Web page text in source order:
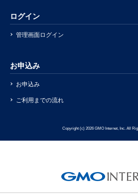
ログイン
管理画面ログイン
お申込み
お申込み
ご利用までの流れ
Copyright (c) 2026 GMO Internet, Inc. All